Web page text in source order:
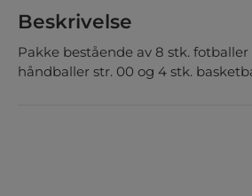
Beskrivelse
Pakke bestående av 8 stk.
håndballer str. 00 og 4 stk.